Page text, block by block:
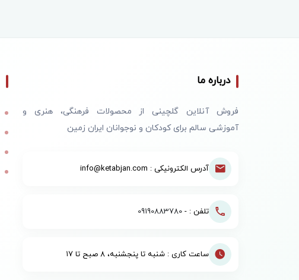
درباره ما
فروش آنلاین گلچینی از محصولات فرهنگی، هنری و
آموزشی سالم برای کودکان و نوجوانان ایران زمین
آدرس الکترونیکی : info@ketabjan.com
تلفن : - 09190883780
ساعت کاری : شنبه تا پنجشنبه، ۸ صبح تا ۱۷